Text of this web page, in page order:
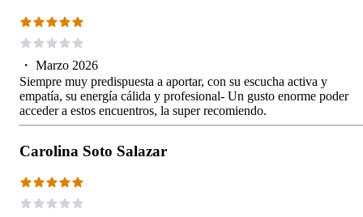
・ Marzo 2026
Siempre muy predispuesta a aportar, con su escucha activa y
empatía, su energía cálida y profesional- Un gusto enorme poder
acceder a estos encuentros, la super recomiendo.
Carolina Soto Salazar